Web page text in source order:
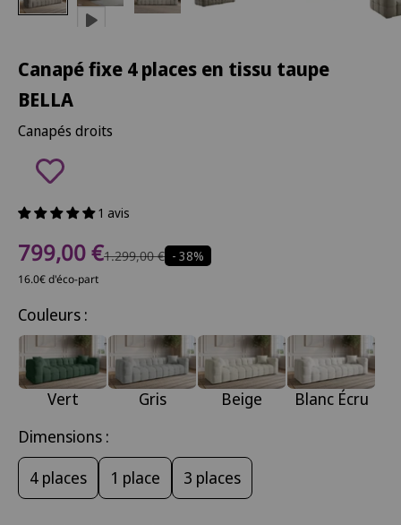
Canapé fixe 4 places en tissu taupe
BELLA
Canapés droits
1 avis
Prix de vente
799,00 €Prix normal
1.299,00 € - 38%
16.0€ d'éco-part
Couleurs :
Vert Gris Beige
Blanc Écru
Dimensions :
4 places
1 place 3 places